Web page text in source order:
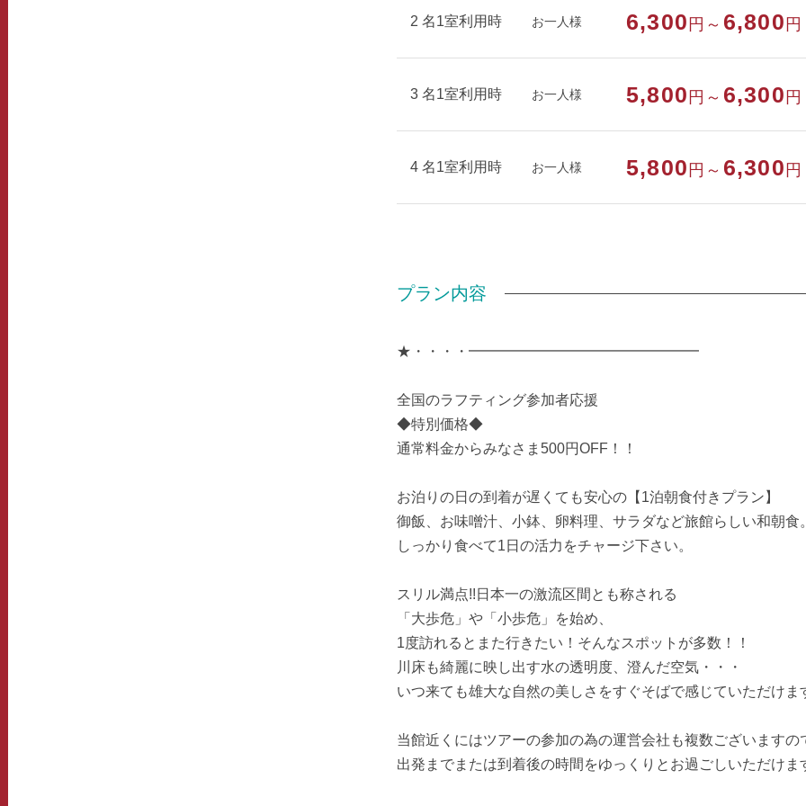
2 名1室利用時 お一人様 6,300 円～ 6,800 円
3 名1室利用時 お一人様 5,800 円～ 6,300 円
4 名1室利用時 お一人様 5,800 円～ 6,300 円
プラン内容
★・・・・━━━━━━━━━━━━━━━━
全国のラフティング参加者応援
◆特別価格◆
通常料金からみなさま500円OFF！！
お泊りの日の到着が遅くても安心の【1泊朝食付きプラン】
御飯、お味噌汁、小鉢、卵料理、サラダなど旅館らしい和朝食。
しっかり食べて1日の活力をチャージ下さい。
スリル満点!!日本一の激流区間とも称される
「大歩危」や「小歩危」を始め、
1度訪れるとまた行きたい！そんなスポットが多数！！
川床も綺麗に映し出す水の透明度、澄んだ空気・・・
いつ来ても雄大な自然の美しさをすぐそばで感じていただけま
当館近くにはツアーの参加の為の運営会社も複数ございますの
出発までまたは到着後の時間をゆっくりとお過ごしいただけま